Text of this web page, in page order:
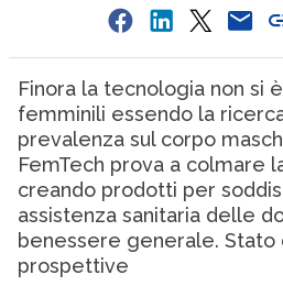
Finora la tecnologia non si
femminili essendo la
prevalenza sul corpo
FemTech prova a colmare
creando prodotti per
assistenza sanitaria delle
benessere generale. Stato
prospettive